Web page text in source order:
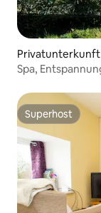
Spa,
Superhost
Superhost